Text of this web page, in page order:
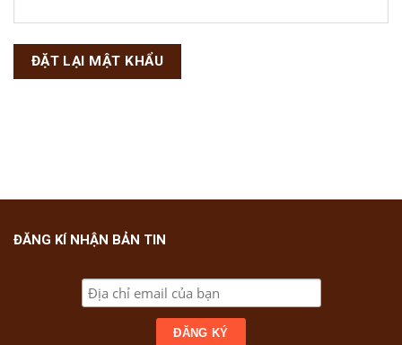
ĐẶT LẠI MẬT KHẨU
ĐĂNG KÍ NHẬN BẢN TIN